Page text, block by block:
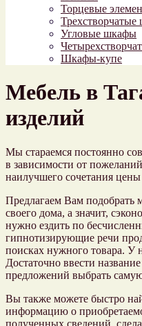
Торцевые
Угловые шкафы
Шкафы-купе
Мебель в
изделий
Мы стараемся постоянно
в зависимости от
наилучшего сочетания цены
Предлагаем Вам подобрать
своего дома, а значит,
нужно ездить по
гипнотизирующие речи
поисках нужного товара. У
Достаточно ввести
предложений выбрать
Вы также можете быстро
информацию о
полученных сведений,